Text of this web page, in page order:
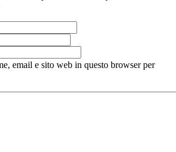
email e sito web in questo browser per